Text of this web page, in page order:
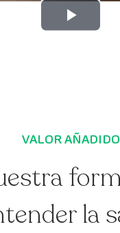
Play
VALOR AÑADIDO
la